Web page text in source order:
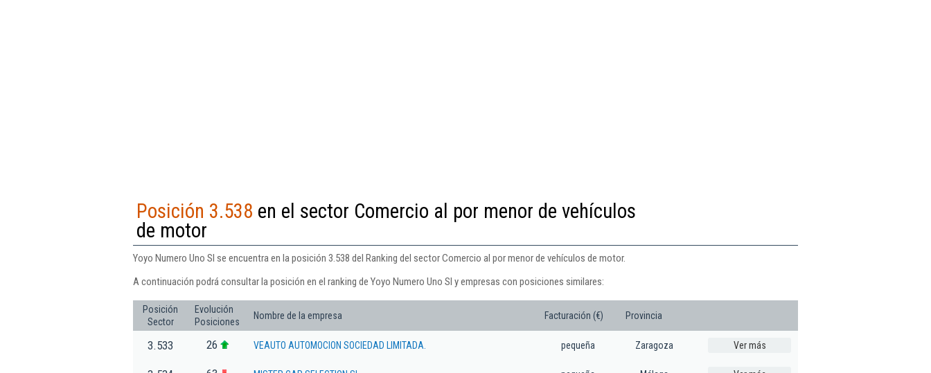
Posición 3.538 en el sector Comercio al por menor de vehículos
de motor
Yoyo Numero Uno Sl se encuentra en la posición 3.538 del Ranking del sector Comercio al por menor de vehículos de motor.
A continuación podrá consultar la posición en el ranking de Yoyo Numero Uno Sl y empresas con posiciones similares:
Posición
Sector
Evolución
Posiciones
Nombre de la empresa Facturación (€) Provincia
3.533 26 VEAUTO AUTOMOCION SOCIEDAD LIMITADA. pequeña Zaragoza Ver más